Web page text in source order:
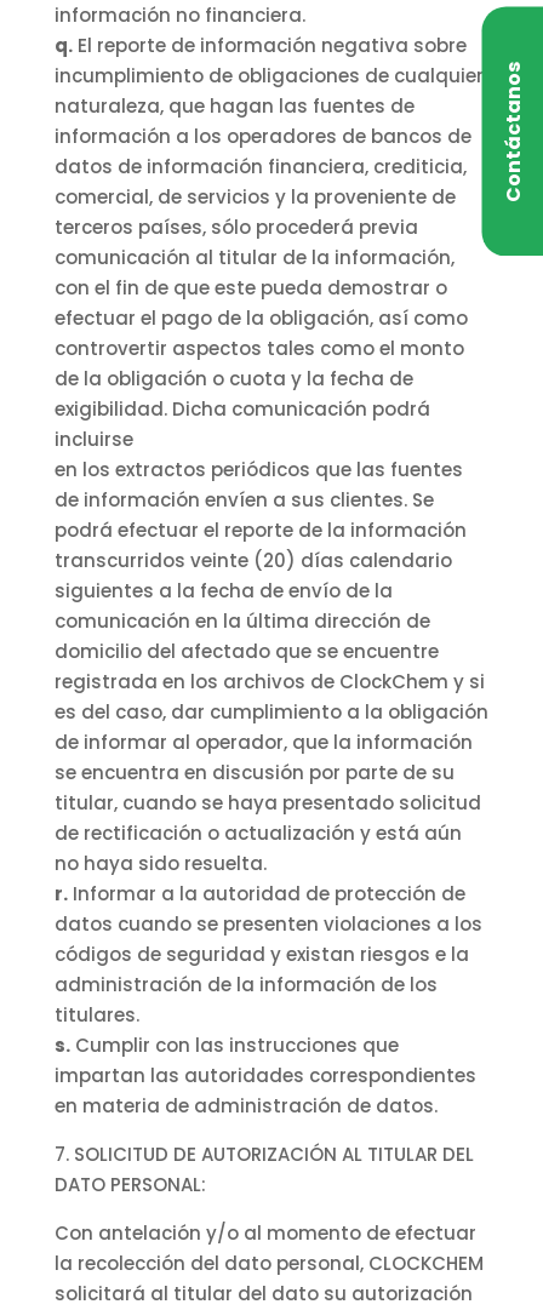
información no financiera.
q.El reporte de información negativa sobre
incumplimiento de obligaciones de cualquier
naturaleza, que hagan las fuentes de
información a los operadores de bancos de
datos de información financiera, crediticia,
comercial, de servicios y la proveniente de
terceros países, sólo procederá previa
comunicación al titular de la información,
con el fin de que este pueda demostrar o
efectuar el pago de la obligación, así como
controvertir aspectos tales como el monto
de la obligación o cuota y la fecha de
exigibilidad. Dicha comunicación podrá
incluirse
en los extractos periódicos que las fuentes
de información envíen a sus clientes. Se
podrá efectuar el reporte de la información
transcurridos veinte (20) días calendario
siguientes a la fecha de envío de la
comunicación en la última dirección de
domicilio del afectado que se encuentre
registrada en los archivos de ClockChem y si
es del caso, dar cumplimiento a la obligación
de informar al operador, que la información
se encuentra en discusión por parte de su
titular, cuando se haya presentado solicitud
de rectificación o actualización y está aún
no haya sido resuelta.
r.Informar a la autoridad de protección de
datos cuando se presenten violaciones a los
códigos de seguridad y existan riesgos e la
administración de la información de los
titulares.
s.Cumplir con las instrucciones que
impartan las autoridades correspondientes
en materia de administración de datos.
7. SOLICITUD DE AUTORIZACIÓN AL TITULAR DEL
DATO PERSONAL:
Con antelación y/o al momento de efectuar
la recolección del dato personal, CLOCKCHEM
solicitará al titular del dato su autorización
Contáctanos